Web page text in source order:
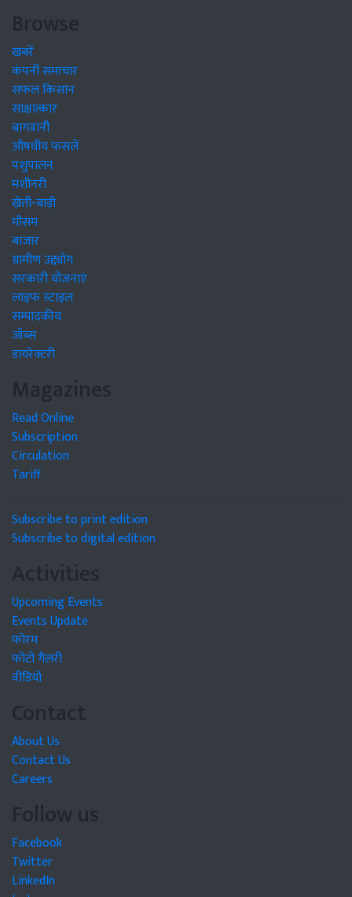
Browse
खबरें
कंपनी समाचार
सफल किसान
साक्षात्कार
बागवानी
औषधीय फसलें
पशुपालन
मशीनरी
खेती-बाड़ी
मौसम
बाजार
ग्रामीण उद्द्योग
सरकारी योजनाएं
लाइफ स्टाइल
सम्पादकीय
जॉब्स
डायरेक्टरी
Magazines
Read Online
Subscription
Circulation
Tariff
Subscribe to print edition
Subscribe to digital edition
Activities
Upcoming Events
Events Update
फोरम
फोटो गैलरी
वीडियो
Contact
About Us
Contact Us
Careers
Follow us
Facebook
Twitter
LinkedIn